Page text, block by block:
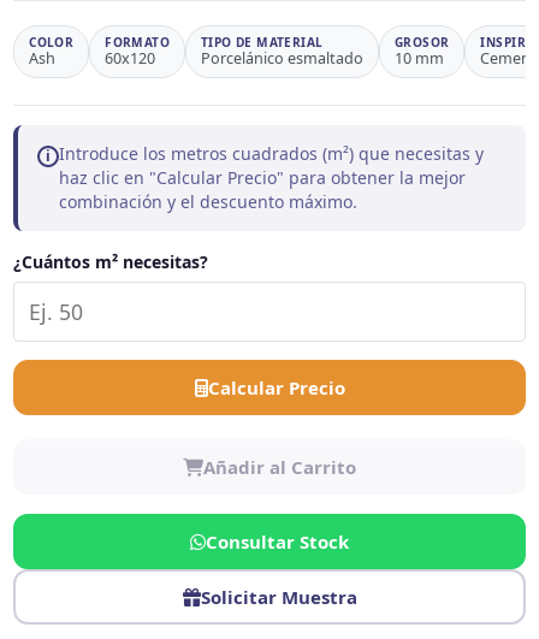
COLOR
Ash
FORMATO
60x120
TIPO DE MATERIAL
Porcelánico esmaltado
GROSOR
10 mm
i Introduce los metros cuadrados (m²) que necesitas y
haz clic en "Calcular Precio" para obtener la mejor
combinación y el descuento máximo.
¿Cuántos m² necesitas?
Calcular Precio
Añadir al Carrito
Solicitar Muestra
Consultar Stock